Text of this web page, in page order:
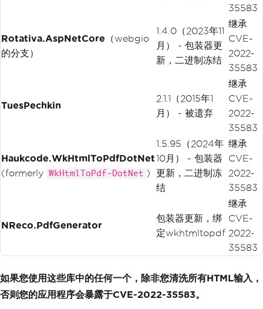
35583
Rotativa.AspNetCore （webgio
的分支）
1.4.0（2023年11
月） - 包装器更
新，二进制冻结
继承
CVE-
2022-
35583
TuesPechkin
2.1.1（2015年1
月） - 被遗弃
继承
CVE-
2022-
35583
Haukcode.WkHtmlToPdfDotNet
(formerly WkHtmlToPdf-DotNet )
1.5.95（2024年
10月） - 包装器
更新，二进制冻
结
继承
CVE-
2022-
35583
NReco.PdfGenerator
包装器更新，绑
定wkhtmltopdf
继承
CVE-
2022-
35583
如果您使用这些库中的任何一个，除非您清洗所有HTML输入，
否则您的应用程序会暴露于CVE-2022-35583。